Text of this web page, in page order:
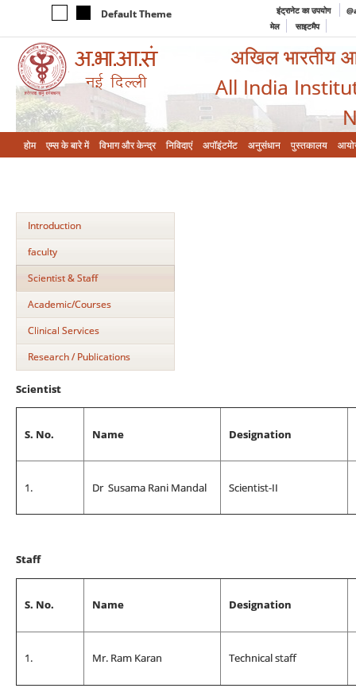
Default Theme इंट्रानेट का उपयोग
मेल
साइटमैप
अखिल भारतीय
All India
होम एम्‍स के बारे में विभाग और केन्‍द्र निविदाएं अपॉइंटमेंट अनुसंधान पुस्तकालय
Introduction
faculty
Scientist & Staff
Academic/Courses
Clinical Services
Research / Publications
Scientist
S. No. Name Designation
1. Dr Susama Rani Mandal Scientist-II
Staff
S. No. Name Designation
1. Mr. Ram Karan Technical staff